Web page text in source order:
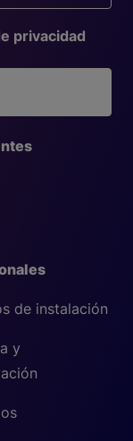
de instalación
y
privacidad